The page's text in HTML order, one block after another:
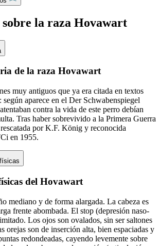
sobre la raza Hovawart
de la raza Hovawart
muy antiguos que ya era citada en textos
aparece en el Der Schwabenspiegel
contra la vida de este perro debían
Tras haber sobrevivido a la Primera Guerra
por K.F. König y reconocida
en 1955.
del Hovawart
mediano y de forma alargada. La cabeza es
frente abombada. El stop (depresión naso-
Los ojos son ovalados, sin ser saltones
orejas son de inserción alta, bien espaciadas y
redondeadas, cayendo levemente sobre